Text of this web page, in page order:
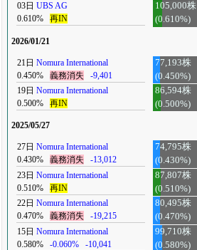
03日 UBS AG
0.610%
再IN
105,000株
(0.610%)
2026/01/21
21日 Nomura International
0.450%
義務消失 -9,401
77,193株
(0.450%)
19日 Nomura International
0.500%
再IN
86,594株
(0.500%)
2025/05/27
27日 Nomura International
0.430%
義務消失 -13,012
74,795株
(0.430%)
23日 Nomura International
0.510%
再IN
87,807株
(0.510%)
22日 Nomura International
0.470%
義務消失 -19,215
80,495株
(0.470%)
15日 Nomura International
0.580%
-0.060% -10,041
99,710株
(0.580%)